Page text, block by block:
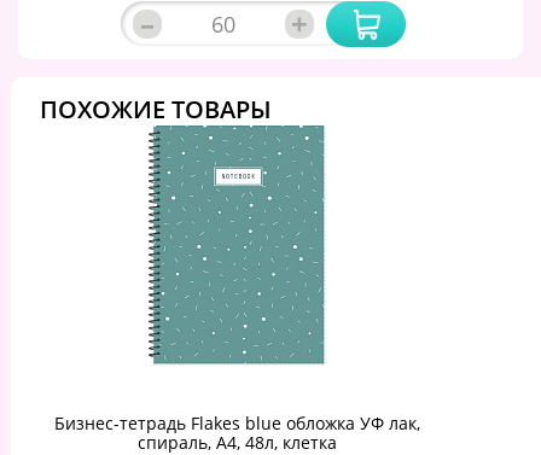
– +
ПОХОЖИЕ ТОВАРЫ
Бизнес-тетрадь Flakes blue обложка УФ лак,
спираль, А4, 48л, клетка